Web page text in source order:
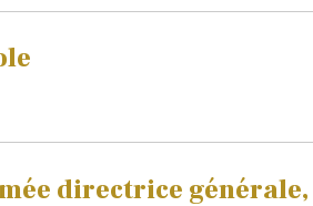
directrice